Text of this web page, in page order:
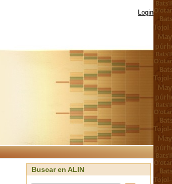
Login
Buscar en ALIN